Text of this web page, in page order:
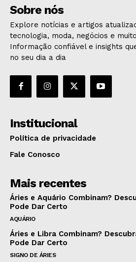
Sobre nós
Explore notícias e artigos
tecnologia, moda, negócios e
Informação confiável e insights
no seu dia a dia
Institucional
Política de privacidade
Fale Conosco
Mais recentes
Áries e Aquário Combinam?
Pode Dar Certo
AQUÁRIO
Áries e Libra Combinam?
Pode Dar Certo
SIGNO DE ÁRIES